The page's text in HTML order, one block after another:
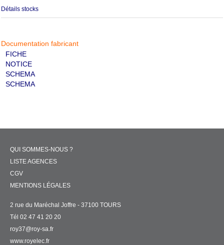
Détails stocks
Documentation fabricant
FICHE
NOTICE
SCHEMA
SCHEMA
QUI SOMMES-NOUS ?
LISTE AGENCES
CGV
MENTIONS LÉGALES
2 rue du Maréchal Joffre - 37100 TOURS
Tél 02 47 41 20 20
roy37@roy-sa.fr
www.royelec.fr